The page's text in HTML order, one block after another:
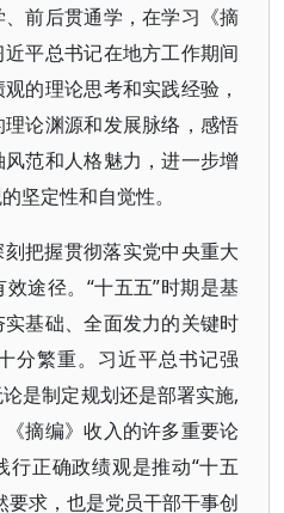
前后贯通学，在学习《摘
平总书记在地方工作期间
的理论思考和实践经验，
论渊源和发展脉络，感悟
范和人格魅力，进一步增
坚定性和自觉性。
把握贯彻落实党中央重大
途径。“十五五”时期是基
基础、全面发力的关键时
分繁重。习近平总书记强
是制定规划还是部署实施,
摘编》收入的许多重要论
正确政绩观是推动“十五
要求，也是党员干部干事创